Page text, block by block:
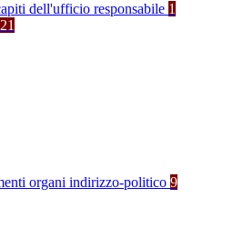
dell'ufficio responsabile 1
organi indirizzo-politico 9